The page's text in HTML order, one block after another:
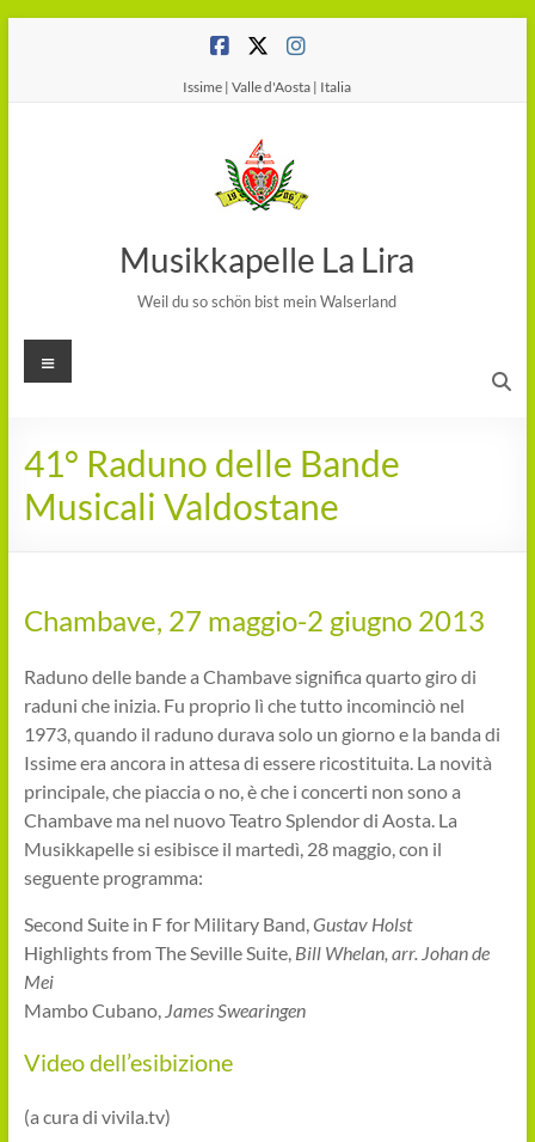
Issime | Valle d'Aosta | Italia
Musikkapelle La Lira
Weil du so schön bist mein Walserland
Menu
41° Raduno delle Bande
Musicali Valdostane
Chambave, 27 maggio-2 giugno 2013
Raduno delle bande a Chambave significa quarto giro di
raduni che inizia. Fu proprio lì che tutto incominciò nel
1973, quando il raduno durava solo un giorno e la banda di
Issime era ancora in attesa di essere ricostituita. La novità
principale, che piaccia o no, è che i concerti non sono a
Chambave ma nel nuovo Teatro Splendor di Aosta. La
Musikkapelle si esibisce il martedì, 28 maggio, con il
seguente programma:
Second Suite in F for Military Band,Gustav Holst
Highlights from The Seville Suite, Bill Whelan, arr. Johan de
Mei
Mambo Cubano, James Swearingen
Video dell’esibizione
(a cura di vivila.tv)